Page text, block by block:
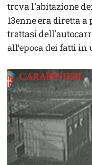
trova l’abitazione
13enne era diretta
trattasi
all’epoca dei fatti in